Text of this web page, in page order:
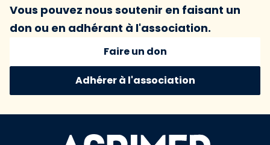
Vous pouvez nous soutenir en faisant un
don ou en adhérant à l'association.
Faire un don
Adhérer à l'association